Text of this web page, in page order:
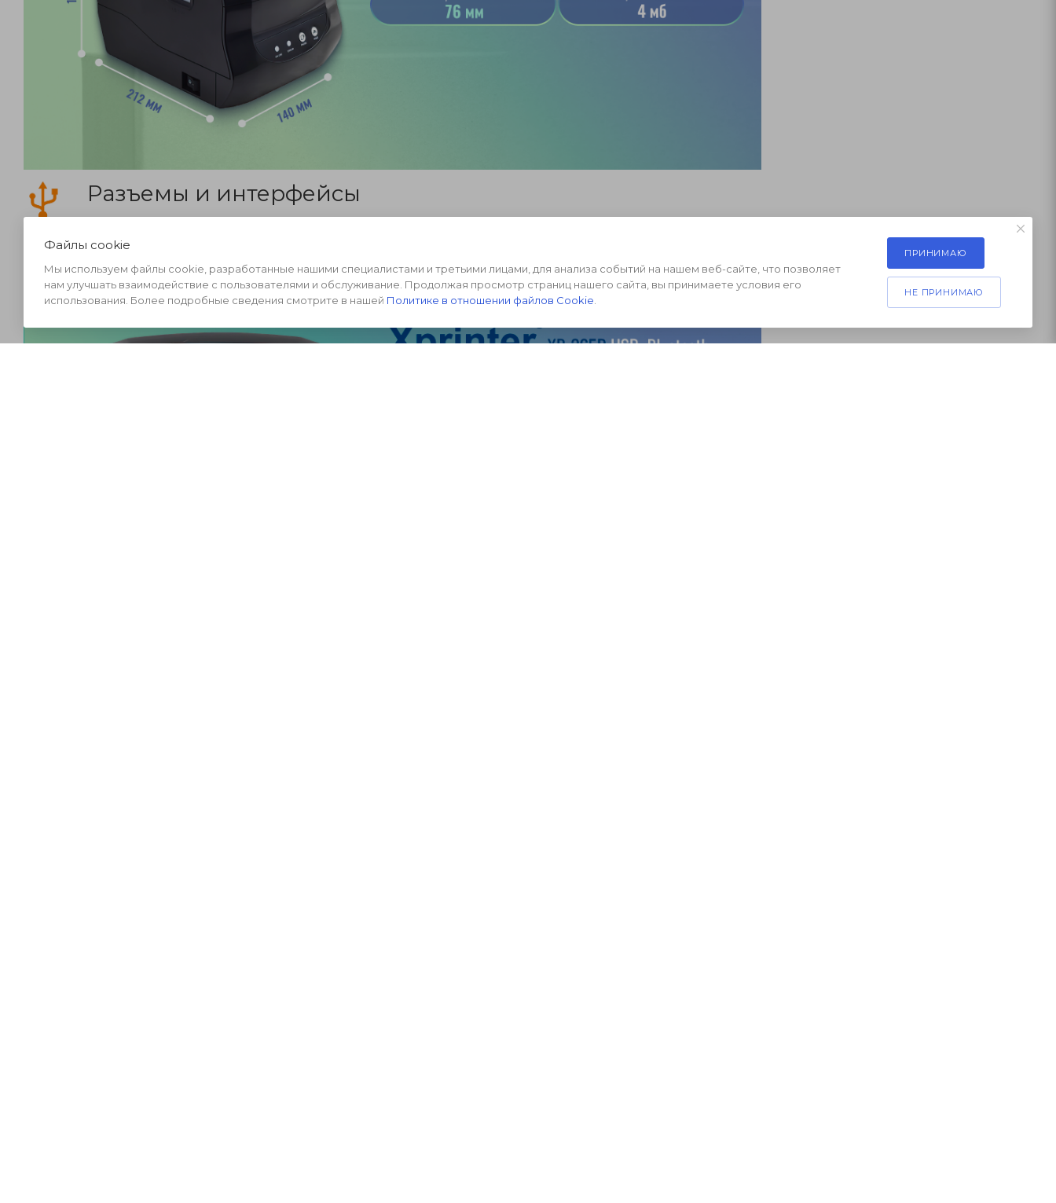
Разъемы и интерфейсы
ПК или ноутбуку, а также интегрировать его в общую сеть организации.
Файлы cookie
Мы используем файлы cookie, разработанные нашими специалистами и третьими лицами, для анализа событий на нашем веб-сайте, что позволяет
нам улучшать взаимодействие с пользователями и обслуживание. Продолжая просмотр страниц нашего сайта, вы принимаете условия его
использования. Более подробные сведения смотрите в нашей Политике в отношении файлов Cookie
ПРИНИМАЮ
НЕ ПРИНИМАЮ